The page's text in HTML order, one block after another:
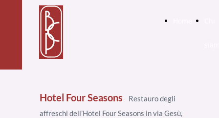
Hotel Four Seasons Restauro degli
affreschi dell’Hotel Four Seasons in via Gesù,